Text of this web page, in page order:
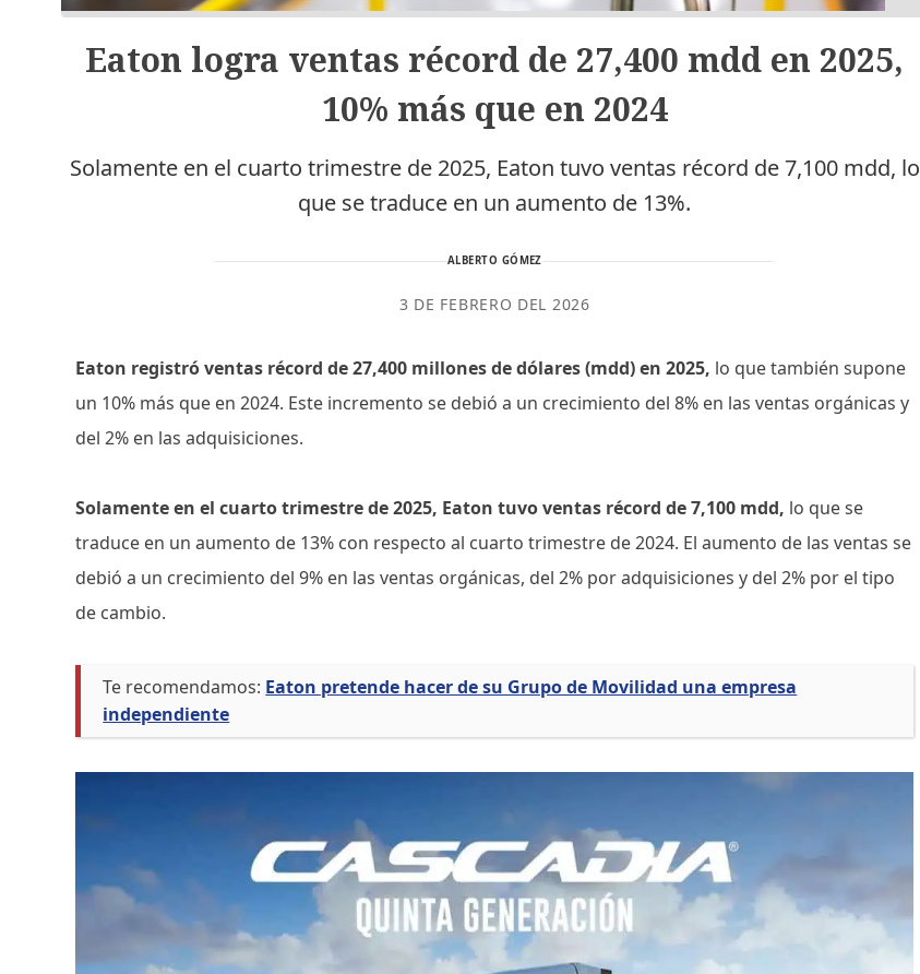
Eaton logra ventas récord de 27,400 mdd en 2025,
10% más que en 2024
Solamente en el cuarto trimestre de 2025, Eaton tuvo ventas récord de 7,100 mdd, lo
que se traduce en un aumento de 13%.
ALBERTO GÓMEZ
3 DE FEBRERO DEL 2026
Eaton registró ventas récord de 27,400 millones de dólares (mdd) en 2025, lo que también supone
un 10% más que en 2024. Este incremento se debió a un crecimiento del 8% en las ventas orgánicas y
del 2% en las adquisiciones.
Solamente en el cuarto trimestre de 2025, Eaton tuvo ventas récord de 7,100 mdd, lo que se
traduce en un aumento de 13% con respecto al cuarto trimestre de 2024. El aumento de las ventas se
debió a un crecimiento del 9% en las ventas orgánicas, del 2% por adquisiciones y del 2% por el tipo
de cambio.
Te recomendamos: Eaton pretende hacer de su Grupo de Movilidad una empresa
independiente